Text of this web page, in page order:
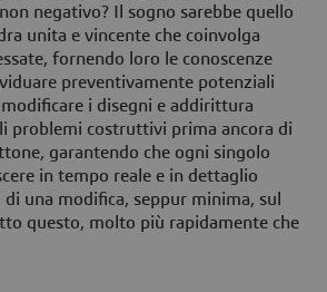
negativo? Il sogno sarebbe quello
unita e vincente che coinvolga
fornendo loro le conoscenze
preventivamente potenziali
i disegni e addirittura
problemi costruttivi prima ancora di
garantendo che ogni singolo
in tempo reale e in dettaglio
di una modifica, seppur minima, sul
questo, molto più rapidamente che